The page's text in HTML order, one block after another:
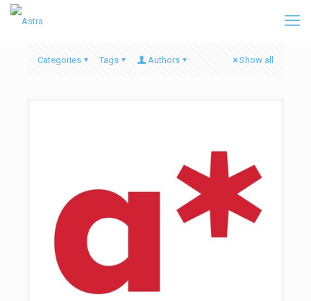
Categories Tags Authors Show all